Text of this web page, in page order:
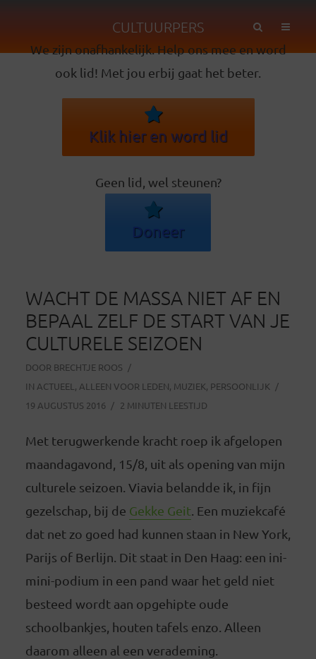
CULTUURPERS
We zijn onafhankelijk. Help ons mee en word
ook lid! Met jou erbij gaat het beter.
Klik hier en word lid
Geen lid, wel steunen?
Doneer
WACHT DE MASSA NIET AF EN
BEPAAL ZELF DE START VAN JE
CULTURELE SEIZOEN
DOOR BRECHTJE ROOS
IN ACTUEEL , ALLEEN VOOR LEDEN, MUZIEK, PERSOONLIJK
19 AUGUSTUS 2016
2 MINUTEN LEESTIJD
Met terugwerkende kracht roep ik afgelopen
maandagavond, 15/8, uit als opening van mijn
culturele seizoen. Viavia belandde ik, in fijn
gezelschap, bij de Gekke Geit. Een muziekcafé
dat net zo goed had kunnen staan in New York,
Parijs of Berlijn. Dit staat in Den Haag: een ini-
mini-podium in een pand waar het geld niet
besteed wordt aan opgehipte oude
schoolbankjes, houten tafels enzo. Alleen
daarom alleen al een verademing.